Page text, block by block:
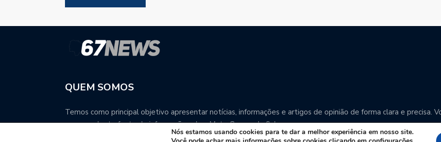
QUEM SOMOS
Temos como principal objetivo apresentar notícias, informações e artigos de opinião de forma clara e precisa.
uma excelente fonte de informação sobre Mato Grosso do Sul.
Nós estamos usando cookies para te dar a melhor experiência em nosso site.